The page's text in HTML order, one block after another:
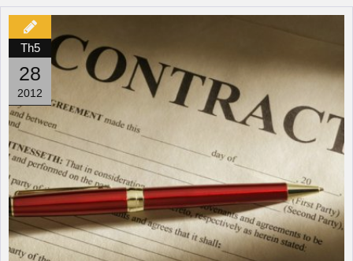
Th5
28
2012